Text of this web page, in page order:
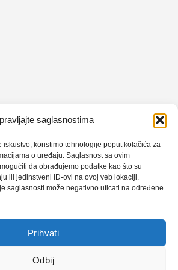
saglasnostima
iskustvo, koristimo tehnologije poput kolačića za
o uređaju. Saglasnost sa ovim
da obrađujemo podatke kao što su
ili jedinstveni ID-ovi na ovoj veb lokaciji.
saglasnosti može negativno uticati na određene
Prihvati
Odbij
– papir mašina 4
održavanje